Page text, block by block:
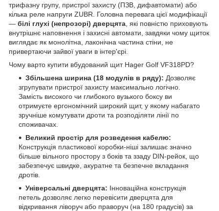
трифазну групу, пристрої захисту (ПЗВ, дифавтомати) або
кілька реле напруги ZUBR. Головна перевага цієї модифікації
— білі глухі (непрозорі) дверцята , які повністю приховують
внутрішнє наповнення і захисні автомати, завдяки чому щиток
виглядає як монолітна, лаконічна частина стіни, не
привертаючи зайвої уваги в інтер'єрі.
Чому варто купити вбудований щит Hager Golf VF318PD?
Збільшена ширина (18 модулів в ряду): Дозволяє
згрупувати пристрої захисту максимально логічно.
Замість високого чи глибокого вузького боксу ви
отримуєте ергономічний широкий щит, у якому набагато
зручніше комутувати дроти та розподіляти лінії по
споживачах.
Великий простір для розведення кабелю:
Конструкція пластикової коробки-ніші залишає значно
більше вільного простору з боків та ззаду DIN-рейок, що
забезпечує швидке, акуратне та безпечне вкладання
дротів.
Універсальні дверцята: Інноваційна конструкція
петель дозволяє легко перевісити дверцята для
відкривання ліворуч або праворуч (на 180 градусів) за